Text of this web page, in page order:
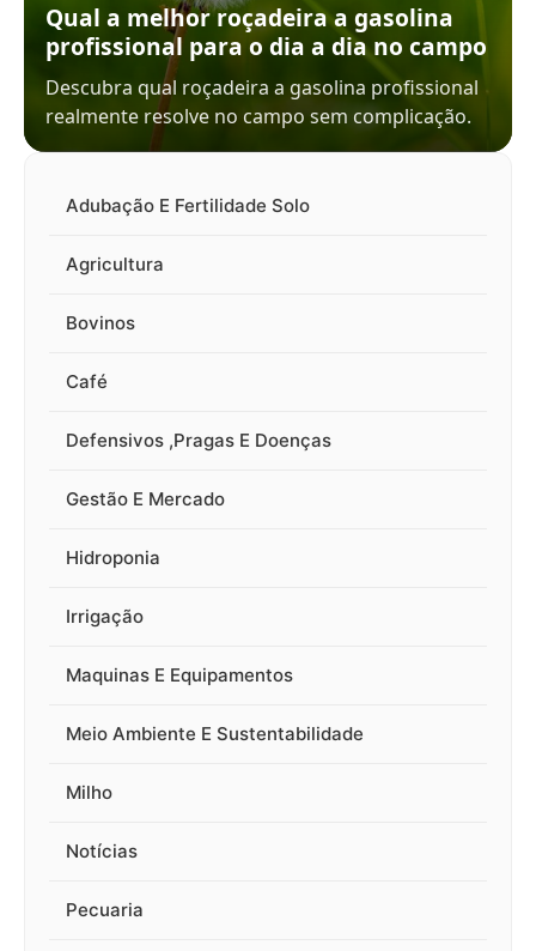
Qual a melhor roçadeira a gasolina
profissional para o dia a dia no campo
Descubra qual roçadeira a gasolina profissional
realmente resolve no campo sem complicação.
Adubação E Fertilidade Solo
Agricultura
Bovinos
Café
Defensivos ,Pragas E Doenças
Gestão E Mercado
Hidroponia
Irrigação
Maquinas E Equipamentos
Meio Ambiente E Sustentabilidade
Milho
Notícias
Pecuaria